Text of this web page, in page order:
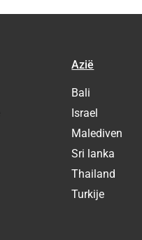
Azië
Bali
Israel
Malediven
Sri lanka
Thailand
Turkije